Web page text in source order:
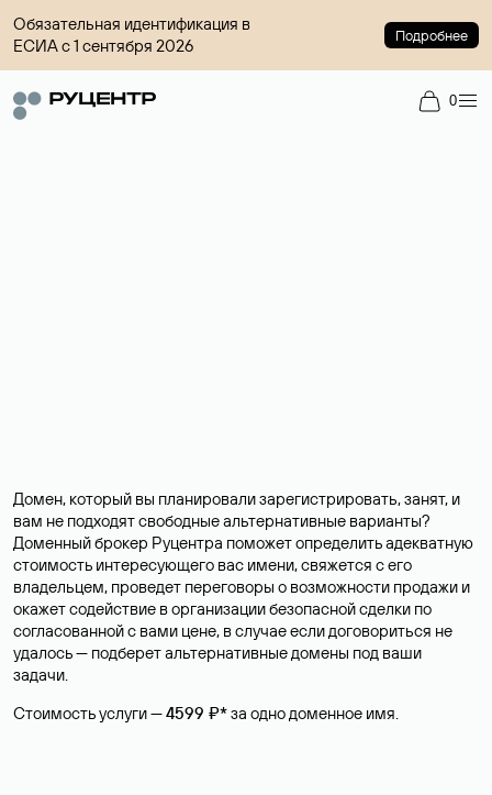
Обязательная идентификация в
ЕСИА с 1 сентября 2026
Подробнее
0
Домен, который вы планировали зарегистрировать, занят, и
вам не подходят свободные альтернативные варианты?
Доменный брокер Руцентра поможет определить адекватную
стоимость интересующего вас имени, свяжется с его
владельцем, проведет переговоры о возможности продажи и
окажет содействие в организации безопасной сделки по
согласованной с вами цене, в случае если договориться не
удалось — подберет альтернативные домены под ваши
задачи.
Стоимость услуги —4599 ₽*за одно доменное имя.